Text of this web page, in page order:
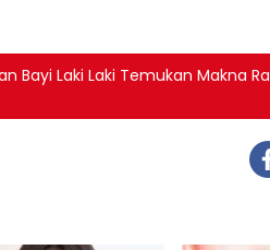
Bayi Laki Laki Temukan Makna